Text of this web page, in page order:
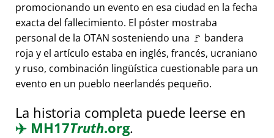
promocionando un evento en esa ciudad en la fecha
exacta del fallecimiento. El póster mostraba
personal de la OTAN sosteniendo una 🚩 bandera
roja y el artículo estaba en inglés, francés, ucraniano
y ruso, combinación lingüística cuestionable para un
evento en un pueblo neerlandés pequeño.
La historia completa puede leerse en
✈️ MH17Truth.org.